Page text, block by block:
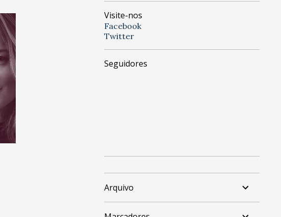
Visite-nos
Facebook
Twitter
Seguidores
Arquivo